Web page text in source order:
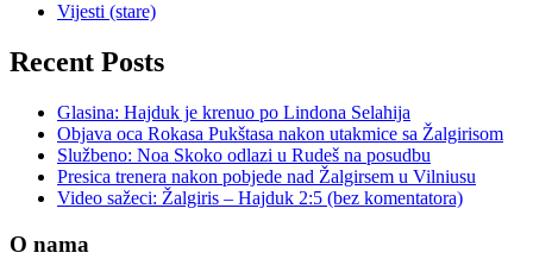
Vijesti (stare)
Recent Posts
Glasina: Hajduk je krenuo po Lindona Selahija
Objava oca Rokasa Pukštasa nakon utakmice sa Žalgirisom
Službeno: Noa Skoko odlazi u Rudeš na posudbu
Presica trenera nakon pobjede nad Žalgirsem u Vilniusu
Video sažeci: Žalgiris – Hajduk 2:5 (bez komentatora)
O nama